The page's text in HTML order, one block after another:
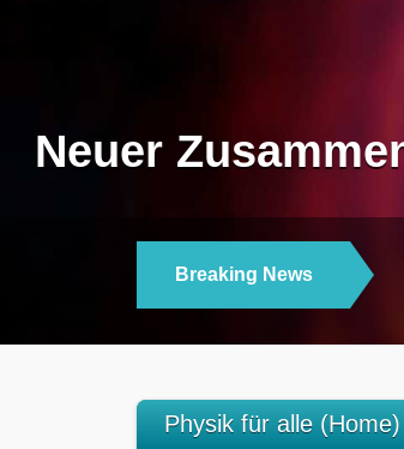
Neuer
Breaking News
Physik für alle (Home)